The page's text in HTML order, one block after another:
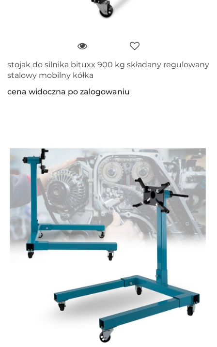
stojak do silnika bituxx 900 kg składany regulowany
stalowy mobilny kółka
cena widoczna po zalogowaniu